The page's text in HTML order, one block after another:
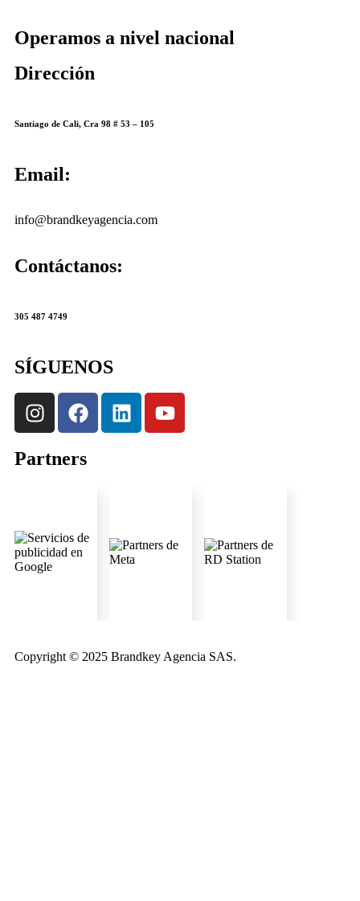
Operamos a nivel nacional
Dirección
Santiago de Cali, Cra 98 # 53 – 105
Email:
info@brandkeyagencia.com
Contáctanos:
305 487 4749
SÍGUENOS
Partners
Copyright © 2025 Brandkey Agencia SAS.